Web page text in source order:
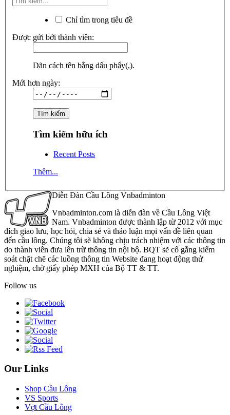
Chỉ tìm trong tiêu đề
Được gửi bởi thành viên:
Dãn cách tên bằng dấu phẩy(,).
Mới hơn ngày:
Tìm kiếm hữu ích
Recent Posts
Thêm...
Diễn Đàn Cầu Lông Vnbadminton
Vnbadminton.com là diễn đàn về Cầu Lông Việt
Nam. Vnbadminton được thành lập từ 2012 với mục
đích giao lưu, học hỏi, chia sẻ và thảo luận mọi vấn đề liên quan
đến cầu lông. Chúng tôi sẽ không chịu trách nhiệm với các thông tin
do thành viên đưa lên trừ thông tin nội bộ. BQT sẽ cố gắng kiểm
soát chặt chẽ các luồng thông tin Website đang hoạt động thử
nghiệm, chờ giấy phép MXH của Bộ TT & TT.
Follow us
Our Links
Shop Cầu Lông
VS Sports
Vợt Cầu Lông